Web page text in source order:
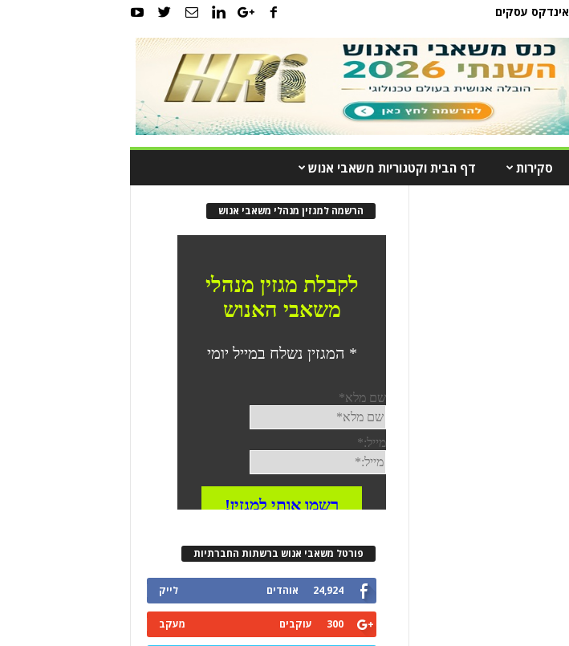
אינדקס עסקים
סקירות דף הבית וקטגוריות משאבי אנוש
הרשמה למגזין מנהלי משאבי אנוש
פורטל משאבי אנוש ברשתות החברתיות
24,924 אוהדים לייק
300 עוקבים מעקב